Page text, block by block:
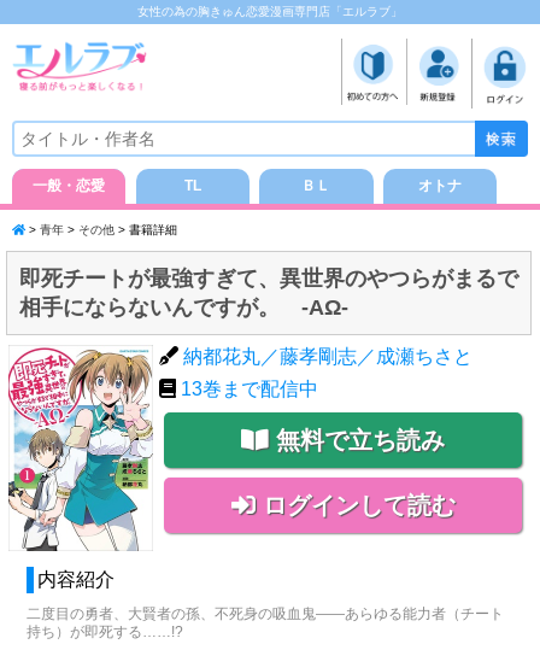
女性の為の胸きゅん恋愛漫画専門店「エルラブ」
一般・恋愛 TL ＢＬ オトナ
> 青年 > その他 > 書籍詳細
即死チートが最強すぎて、異世界のやつらがまるで
相手にならないんですが。 -ΑΩ-
納都花丸／藤孝剛志／成瀬ちさと
13巻まで配信中
無料で立ち読み
ログインして読む
内容紹介
二度目の勇者、大賢者の孫、不死身の吸血鬼――あらゆる能力者（チート
持ち）が即死する……!?